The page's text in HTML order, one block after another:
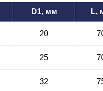
D1, мм L,
20
25
32